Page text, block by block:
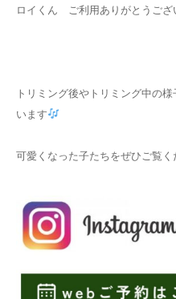
ロイくん ご利用ありがとうござ
トリミング後やトリミング中の
います
可愛くなった子たちをぜひご覧く